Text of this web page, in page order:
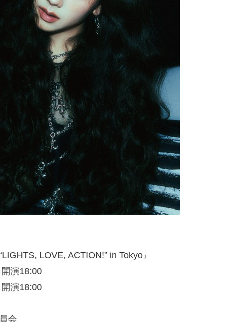
LOVE, ACTION!” in Tokyo』
開演18:00
演18:00
会